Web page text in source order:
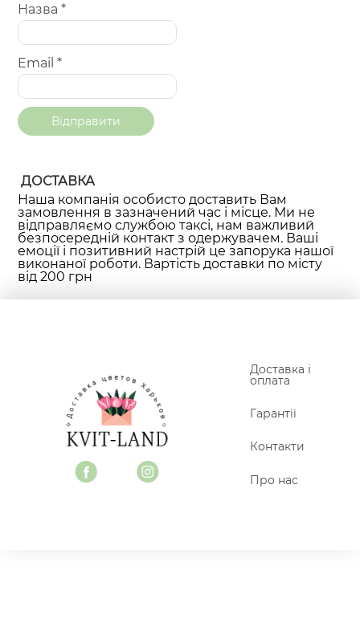
Назва*
Email*
ДОСТАВКА
Наша компанія особисто доставить Вам
замовлення в зазначений час і місце. Ми не
відправляємо службою таксі, нам важливий
безпосередній контакт з одержувачем. Ваші
емоції і позитивний настрій це запорука нашої
виконаної роботи. Вартість доставки по місту
від 200 грн
Доставка і
оплата
Гарантії
Контакти
Про нас